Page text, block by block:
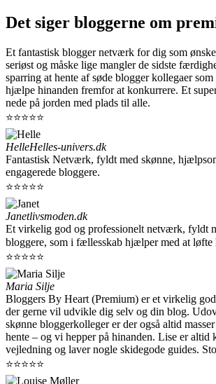
Det siger bloggerne om
Et fantastisk blogger netværk for dig som
seriøst og måske lige mangler de sidste
sparring at hente af søde blogger kollegaer
hjælpe hinanden fremfor at konkurrere. Et
nede på jorden med plads til alle.
⭐⭐⭐⭐⭐
HelleHelles-univers.dk
Fantastisk Netværk, fyldt med skønne,
engagerede bloggere.
⭐⭐⭐⭐⭐
Janetlivsmoden.dk
Et virkelig god og professionelt netværk, fyldt
bloggere, som i fællesskab hjælper med at løfte
⭐⭐⭐⭐⭐
Maria Silje
Bloggers By Heart (Premium) er et virkelig
der gerne vil udvikle dig selv og din blog.
skønne bloggerkolleger er der også altid
hente – og vi hepper på hinanden. Lise er altid
vejledning og laver nogle skidegode guides.
⭐⭐⭐⭐⭐